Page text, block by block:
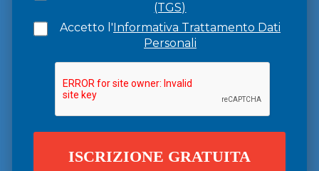
(TGS)
Accetto l'Informativa Trattamento Dati
Personali